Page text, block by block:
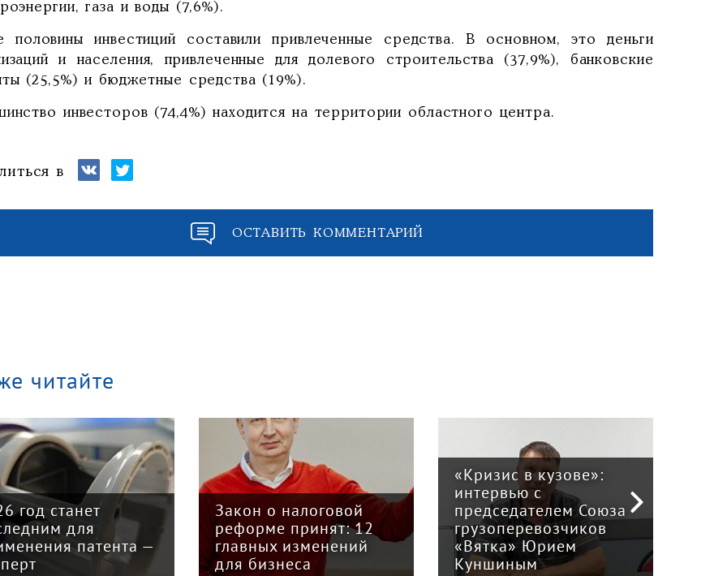
газа и воды (7,6%).
половины инвестиций составили привлеченные средства. В основном, это деньги
и населения, привлеченные для долевого строительства (37,9%), банковские
(25,5%) и бюджетные средства (19%).
инвесторов (74,4%) находится на территории областного центра.
в
ОСТАВИТЬ КОММЕНТАРИЙ
читайте
год станет
для
патента —
Закон о налоговой
реформе принят: 12
главных изменений
для бизнеса
«Кризис в кузове»:
интервью с
председателем Союза
грузоперевозчиков
«Вятка» Юрием
Куншиным